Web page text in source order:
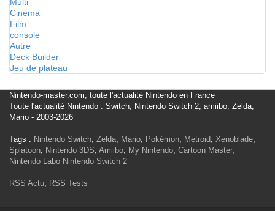
Cinéma
Film
console
Autre
Deck Builder
Jeu de plateau
Nintendo-master.com, toute l'actualité Nintendo en France
Toute l'actualité Nintendo : Switch, Nintendo Switch 2, amiibo, Zelda,
Mario - 2003-2026
Tags : Nintendo Switch, Zelda, Mario, Pokémon, Metroid, Xenoblade,
Splatoon, Nintendo 3DS, Amiibo, My Nintendo, Cartoon Master,
Nintendo Labo Nintendo Switch 2
RSS Actu, RSS Tests